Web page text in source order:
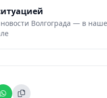
Волгограда — в